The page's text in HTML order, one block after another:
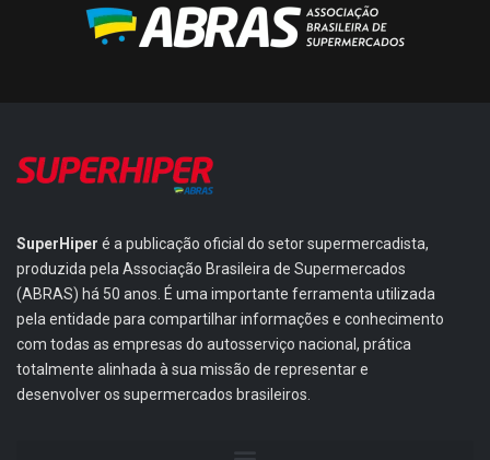
SuperHiper é a publicação oficial do setor supermercadista,
produzida pela Associação Brasileira de Supermercados
(ABRAS) há 50 anos. É uma importante ferramenta utilizada
pela entidade para compartilhar informações e conhecimento
com todas as empresas do autosserviço nacional, prática
totalmente alinhada à sua missão de representar e
desenvolver os supermercados brasileiros.